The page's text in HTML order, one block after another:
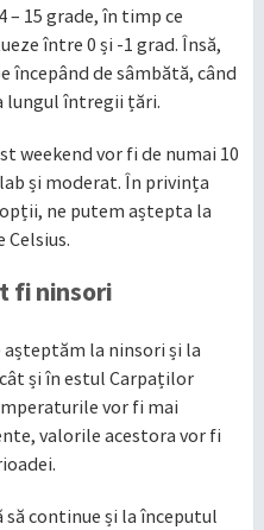
– 15 grade, în timp ce
între 0 și -1 grad. Însă,
începând de sâmbătă, când
lungul întregii țări.
weekend vor fi de numai 10
și moderat. În privința
ne putem aștepta la
fi ninsori
așteptăm la ninsori și la
și în estul Carpaților
vor fi mai
valorile acestora vor fi
să continue și la începutul